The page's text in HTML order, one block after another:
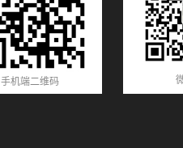
手机端二维码